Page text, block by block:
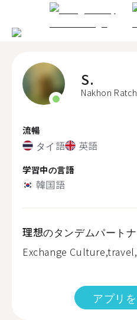
S.
Nakhon
流暢
タイ語 英語
学習中の言語
韓国語
理想のタンデムパート
Exchange
アプリ